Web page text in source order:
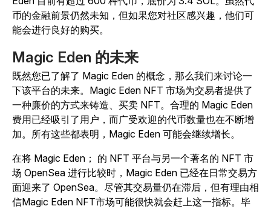
币的金融前景仍然未知，但如果您对社区感兴趣，他们可
能会进行良好的购买。
Magic Eden 的未来
既然您已了解了 Magic Eden 的概念，那么我们来讨论一
下该平台的未来。Magic Eden NFT 市场为交易者提供了
一种廉价的方式来铸造、买卖 NFT。合理的 Magic Eden
费用已经吸引了用户，而广受欢迎的代币数量也在不断增
加。所有这些都表明，Magic Eden 可能会继续增长。
在将 Magic Eden； 的 NFT 平台与另一个著名的 NFT 市
场 OpenSea 进行比较时，Magic Eden 已经在日常交易方
面迎来了 OpenSea。尽管其交易量仍在滞后，但有理由相
信Magic Eden NFT市场可能很快就会赶上这一指标。毕